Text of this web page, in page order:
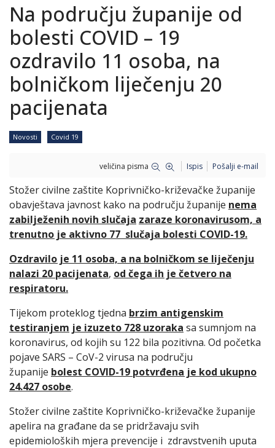
Na području županije od
bolesti COVID – 19
ozdravilo 11 osoba, na
bolničkom liječenju 20
pacijenata
Novosti Covid 19
veličina pisma Ispis Pošalji e-mail
Stožer civilne zaštite Koprivničko-križevačke županije
obavještava javnost kako na području županije nema
zabilježenih novih slučaja zaraze koronavirusom, a
trenutno je aktivno 77 slučaja bolesti COVID-19.
Ozdravilo je 11 osoba, a na bolničkom se liječenju
nalazi 20 pacijenata, od čega ih je četvero na
respiratoru.
Tijekom proteklog tjedna brzim antigenskim
testiranjem je izuzeto 728 uzoraka sa sumnjom na
koronavirus, od kojih su 122 bila pozitivna. Od početka
pojave SARS – CoV-2 virusa na području
županije bolest COVID-19 potvrđena je kod ukupno
24.427 osobe.
Stožer civilne zaštite Koprivničko-križevačke županije
apelira na građane da se pridržavaju svih
epidemioloških mjera prevencije i zdravstvenih uputa